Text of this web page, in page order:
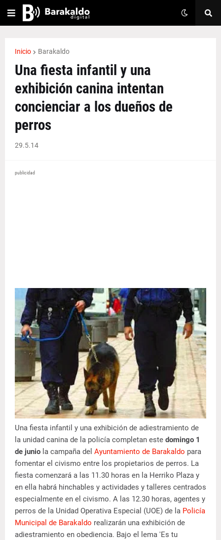
Inicio Barakaldo
Una fiesta infantil y una
exhibición canina intentan
concienciar a los dueños de
perros
29.5.14
publicidad
Una fiesta infantil y una exhibición de adiestramiento de
la unidad canina de la policía completan este domingo 1
de junio la campaña del Ayuntamiento de Barakaldo para
fomentar el civismo entre los propietarios de perros. La
fiesta comenzará a las 11.30 horas en la Herriko Plaza y
en ella habrá hinchables y actividades y talleres centrados
especialmente en el civismo. A las 12.30 horas, agentes y
perros de la Unidad Operativa Especial (UOE) de la Policía
Municipal de Barakaldo realizarán una exhibición de
adiestramiento en obediencia. Bajo el lema 'Es tu